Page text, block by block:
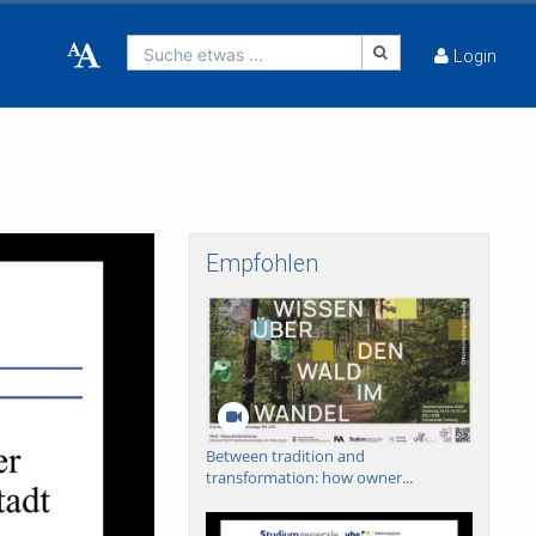
Suche etwas ... Login
Empfohlen
Between tradition and
transformation: how owner...